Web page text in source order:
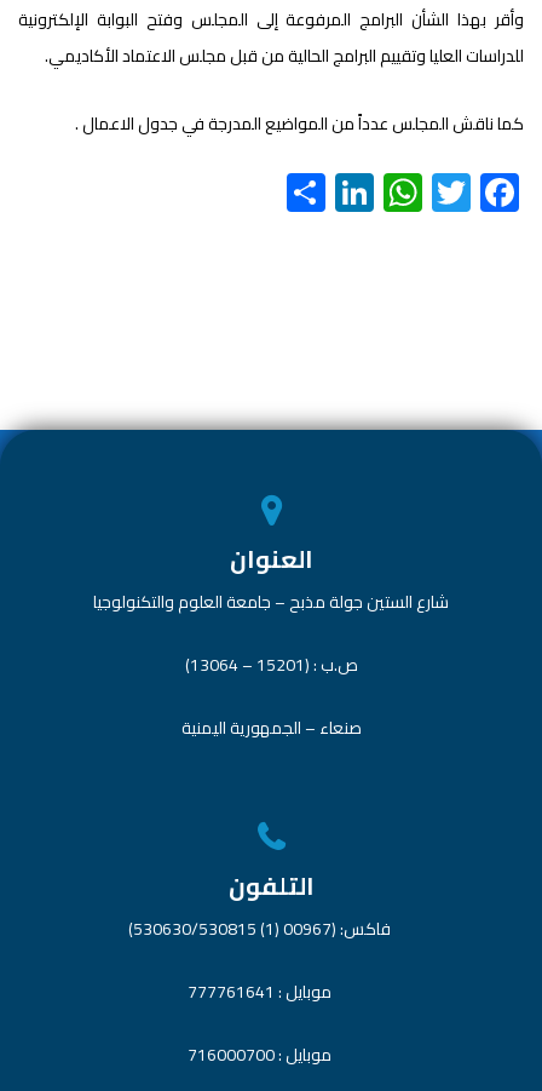
وأقر بهذا الشأن البرامج المرفوعة إلى المجلس وفتح البوابة الإلكترونية
للدراسات العليا وتقييم البرامج الحالية من قبل مجلس الاعتماد الأكاديمي.
كما ناقش المجلس عدداً من المواضيع المدرجة في جدول الاعمال .
F
ac
T
wi
W
h
p
Li
nk
العنوان
شارع الستين جولة مذبح – جامعة العلوم والتكنولوجيا
ص.ب : (15201 – 13064)
صنعاء – الجمهورية اليمنية
التلفون
فاكس: (00967 (1) 530630/530815)
موبايل : 777761641
موبايل : 716000700